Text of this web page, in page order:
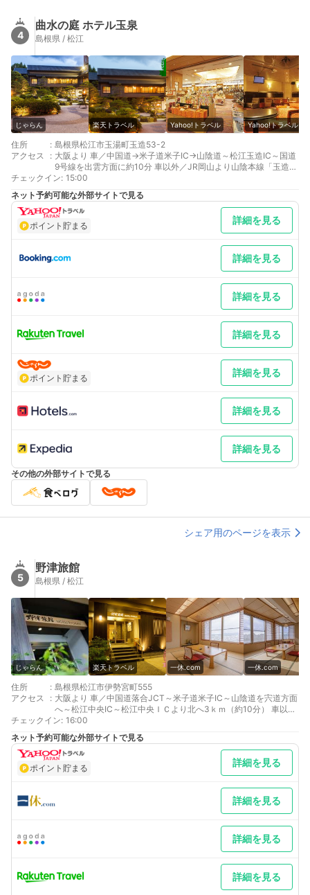
4
曲水の庭 ホテル玉泉
島根県 / 松江
じゃらん 楽天トラベル Yahoo!トラベル Yahoo!トラベル
住所 : 島根県松江市玉湯町玉造53-2
アクセス
: 大阪より 車／中国道→米子道米子IC→山陰道～松江玉造IC～国道
9号線を出雲方面に約10分 車以外／JR岡山より山陰本線「玉造温
泉」下車、徒歩25分または車で約5分
東京より 車／（大阪方面同様）～（大阪方面同様）～（大阪方面
同様） 車以外／日本エアシステムにて羽田ー出雲間約1時間10分
最寄り駅１ 玉造温泉
最寄り駅２ 松江
補足 車／駐車料金は無料です。トラックでお越しの場合は駐車料
チェックイン: 15:00
ネット予約可能な外部サイトで見る
ポイント貯まる 詳細を見る
詳細を見る
詳細を見る
詳細を見る
ポイント貯まる 詳細を見る
詳細を見る
詳細を見る
その他の外部サイトで見る
シェア用のページを表示
5
野津旅館
島根県 / 松江
じゃらん 楽天トラベル 一休.com 一休.com
住所 : 島根県松江市伊勢宮町555
アクセス
: 大阪より 車／中国道落合JCT～米子道米子IC～山陰道を宍道方面
へ～松江中央IC～松江中央ＩＣより北へ3ｋｍ（約10分） 車以外
／JR岡山駅乗換、JR伯備線松江駅下車、タクシー1分（徒歩
500m）
広島より 車／国道54号線を北上、木次から山陰道で松江方面30
分～松江西～松江西ランプより約3ｋｍ（約10分） 車以外／JR岡
山駅乗換、JR伯備線松江駅下車、タクシー1分（徒歩約5分）
最寄り駅１ 松江
チェックイン: 16:00
ネット予約可能な外部サイトで見る
ポイント貯まる 詳細を見る
詳細を見る
詳細を見る
詳細を見る